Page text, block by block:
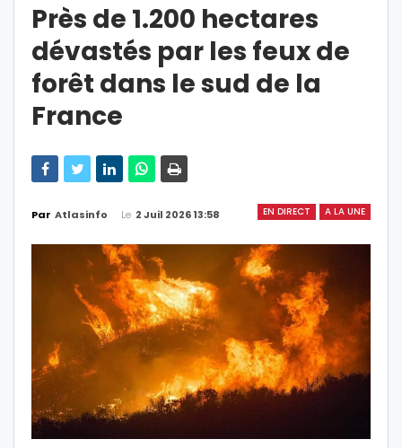
Près de 1.200 hectares
dévastés par les feux de
forêt dans le sud de la
France
EN DIRECT A LA UNE
Par Atlasinfo Le 2 Juil 2026 13:58